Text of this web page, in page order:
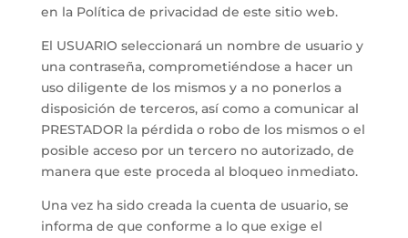
en la Política de privacidad de este sitio web.
El USUARIO seleccionará un nombre de usuario y
una contraseña, comprometiéndose a hacer un
uso diligente de los mismos y a no ponerlos a
disposición de terceros, así como a comunicar al
PRESTADOR la pérdida o robo de los mismos o el
posible acceso por un tercero no autorizado, de
manera que este proceda al bloqueo inmediato.
Una vez ha sido creada la cuenta de usuario, se
informa de que conforme a lo que exige el